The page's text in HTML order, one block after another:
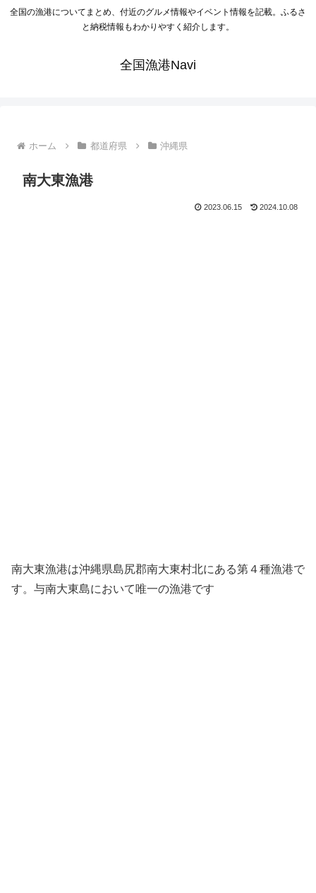
全国の漁港についてまとめ、付近のグルメ情報やイベント情報を記載。ふるさ
と納税情報もわかりやすく紹介します。
全国漁港Navi
ホーム 都道府県 沖縄県
南大東漁港
2023.06.15 2024.10.08
南大東漁港は沖縄県島尻郡南大東村北にある第４種漁港で
す。与南大東島において唯一の漁港です